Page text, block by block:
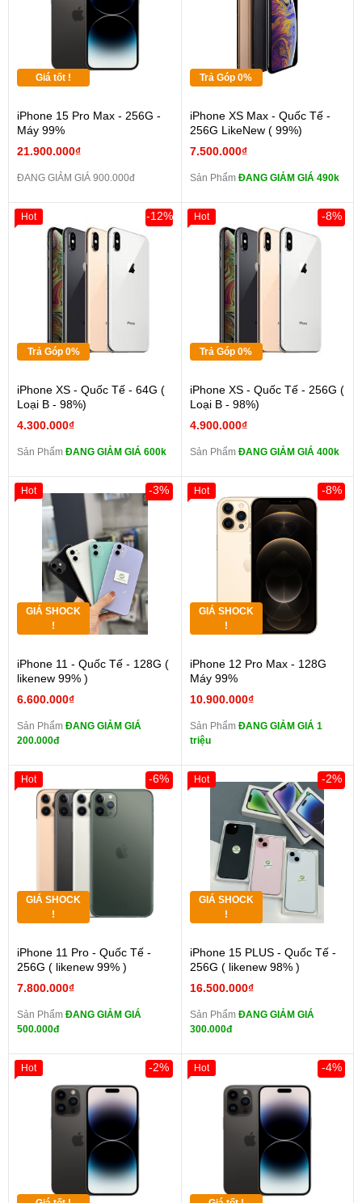
Giá tốt !
iPhone 15 Pro Max - 256G -
Máy 99%
21.900.000₫
ĐANG GIẢM GIÁ 900.000đ
Trả Góp 0%
iPhone XS Max - Quốc Tế -
256G LikeNew ( 99%)
7.500.000₫
Sản Phẩm ĐANG GIẢM GIÁ 490k
Trả Góp 0%
iPhone XS - Quốc Tế - 64G (
Loại B - 98%)
4.300.000₫
-12%
Sản Phẩm ĐANG GIẢM GIÁ 600k
Hot
Trả Góp 0%
iPhone XS - Quốc Tế - 256G (
Loại B - 98%)
4.900.000₫
-8%
Sản Phẩm ĐANG GIẢM GIÁ 400k
Hot
GIÁ SHOCK
!
iPhone 11 - Quốc Tế - 128G (
likenew 99% )
6.600.000₫
-3%
Sản Phẩm ĐANG GIẢM GIÁ
200.000đ
Hot
GIÁ SHOCK
!
iPhone 12 Pro Max - 128G
Máy 99%
10.900.000₫
-8%
Sản Phẩm ĐANG GIẢM GIÁ 1
triệu
Hot
GIÁ SHOCK
!
iPhone 11 Pro - Quốc Tế -
256G ( likenew 99% )
7.800.000₫
-6%
Sản Phẩm ĐANG GIẢM GIÁ
500.000đ
Hot
GIÁ SHOCK
!
iPhone 15 PLUS - Quốc Tế -
256G ( likenew 98% )
16.500.000₫
-2%
Sản Phẩm ĐANG GIẢM GIÁ
300.000đ
Hot
-2%
Hot -4%
Hot